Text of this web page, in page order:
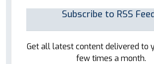
Subscribe to RSS
Get all latest content delivered to
few times a month.